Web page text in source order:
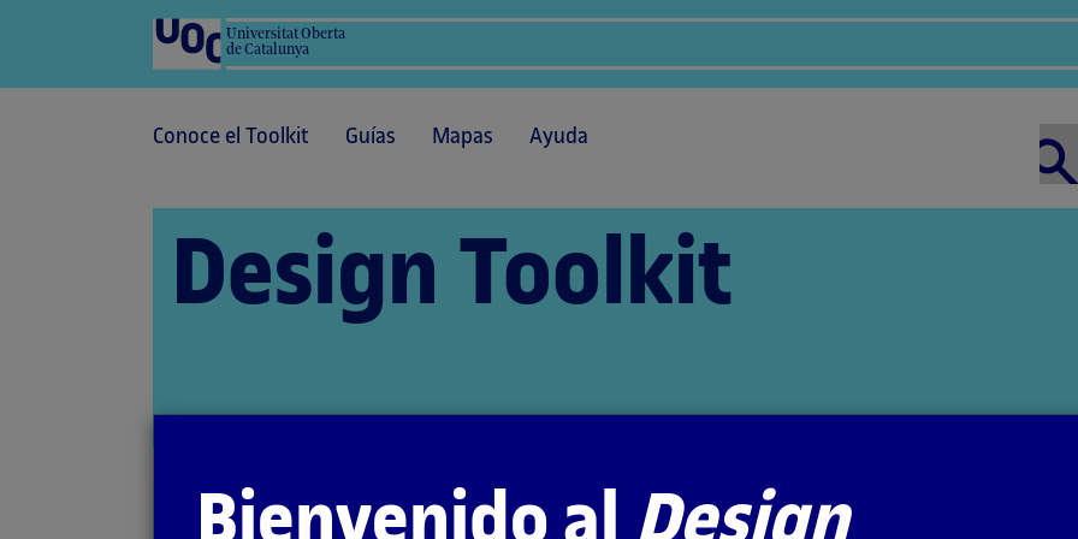
Universitat Oberta
de Catalunya
Conoce el Toolkit Guías Mapas Ayuda
Design Toolkit
Bienvenido al Design